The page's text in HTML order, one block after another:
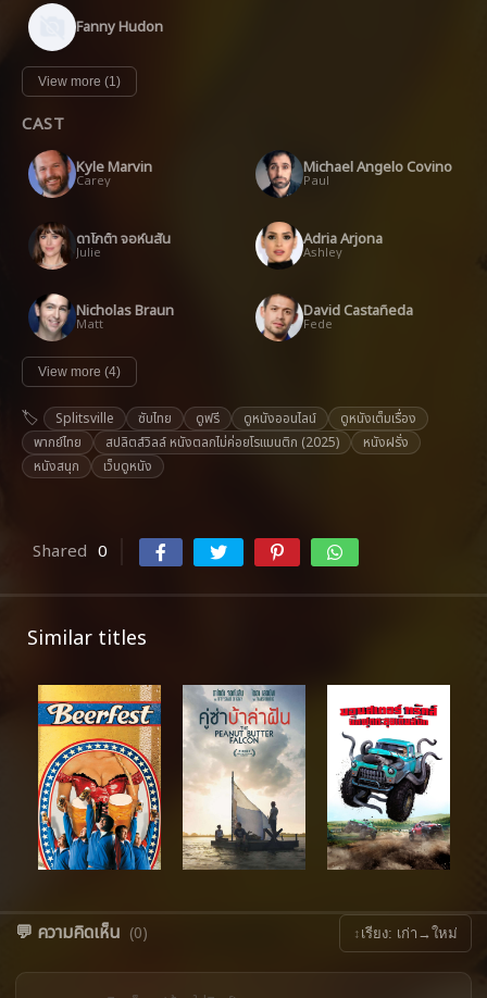
Fanny Hudon
View more (1)
CAST
Kyle Marvin
Carey
Michael Angelo Covino
Paul
ดาโกต้า จอห์นสัน
Julie
Adria Arjona
Ashley
Nicholas Braun
Matt
David Castañeda
Fede
View more (4)
Splitsville ซับไทย ดูฟรี ดูหนังออนไลน์
ดูหนังเต็มเรื่อง
พากย์ไทย
สปลิตส์วิลล์ หนังตลกไม่ค่อยโรแมนติก (2025)
หนังฝรั่ง
หนังสนุก
เว็บดูหนัง
Shared 0
Similar titles
💬 ความคิดเห็น (0) ↕ เรียง: เก่า→ใหม่